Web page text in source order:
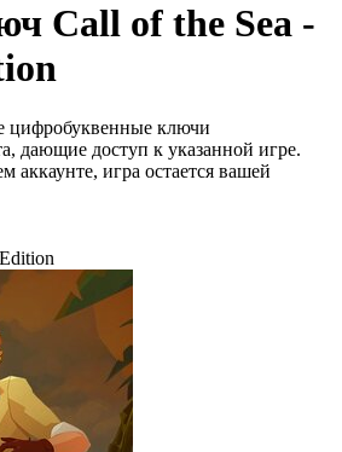
Call of the Sea -
ключи
дающие доступ к указанной игре.
аккаунте, игра остается вашей